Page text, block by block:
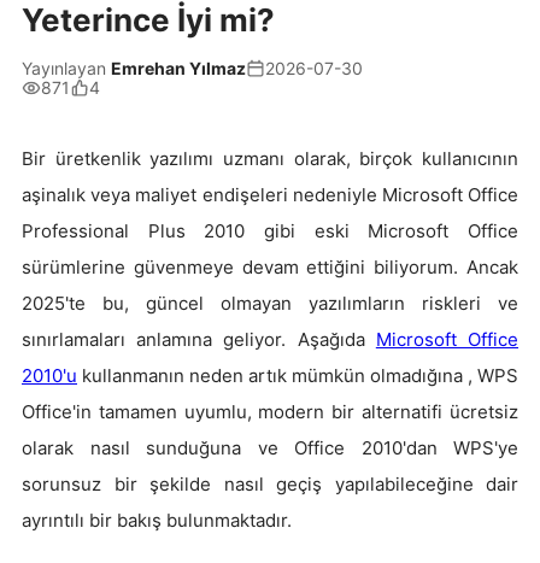
Yeterince İyi mi?
Yayınlayan Emrehan Yılmaz
2026-07-30
871
4
Bir üretkenlik yazılımı uzmanı olarak, birçok kullanıcının
aşinalık veya maliyet endişeleri nedeniyle Microsoft Office
Professional Plus 2010 gibi eski Microsoft Office
sürümlerine güvenmeye devam ettiğini biliyorum. Ancak
2025'te bu, güncel olmayan yazılımların riskleri ve
sınırlamaları anlamına geliyor. Aşağıda Microsoft Office
2010'u kullanmanın neden artık mümkün olmadığına , WPS
Office'in tamamen uyumlu, modern bir alternatifi ücretsiz
olarak nasıl sunduğuna ve Office 2010'dan WPS'ye
sorunsuz bir şekilde nasıl geçiş yapılabileceğine dair
ayrıntılı bir bakış bulunmaktadır.